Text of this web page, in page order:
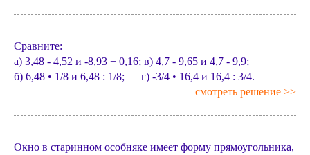
Сравните:
а) 3,48 - 4,52 и -8,93 + 0,16; в) 4,7 - 9,65 и 4,7 - 9,9;
б) 6,48 • 1/8 и 6,48 : 1/8; г) -3/4 • 16,4 и 16,4 : 3/4.
смотреть решение >>
Окно в старинном особняке имеет форму прямоугольника,